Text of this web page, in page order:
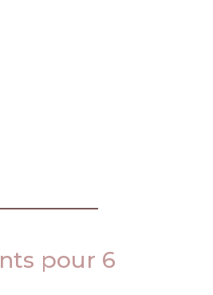
pour 6